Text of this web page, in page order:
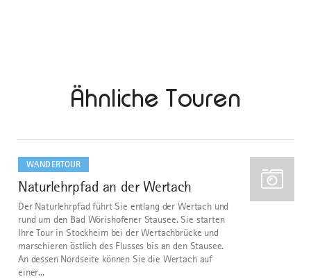
Ähnliche Touren
WANDERTOUR
1
Naturlehrpfad an der Wertach
Der Naturlehrpfad führt Sie entlang der Wertach und
rund um den Bad Wörishofener Stausee. Sie starten
Ihre Tour in Stockheim bei der Wertachbrücke und
marschieren östlich des Flusses bis an den Stausee.
An dessen Nordseite können Sie die Wertach auf
einer...
dazu